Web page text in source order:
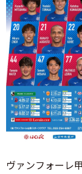
ヴァンフォーレ